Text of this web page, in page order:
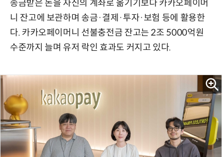
송금받은 돈을 자신의 계좌로 옮기기보다 카카오페이머
니 잔고에 보관하며 송금·결제·투자·보험 등에 활용한
다. 카카오페이머니 선불충전금 잔고는 2조 5000억원
수준까지 늘며 유저 락인 효과도 커지고 있다.